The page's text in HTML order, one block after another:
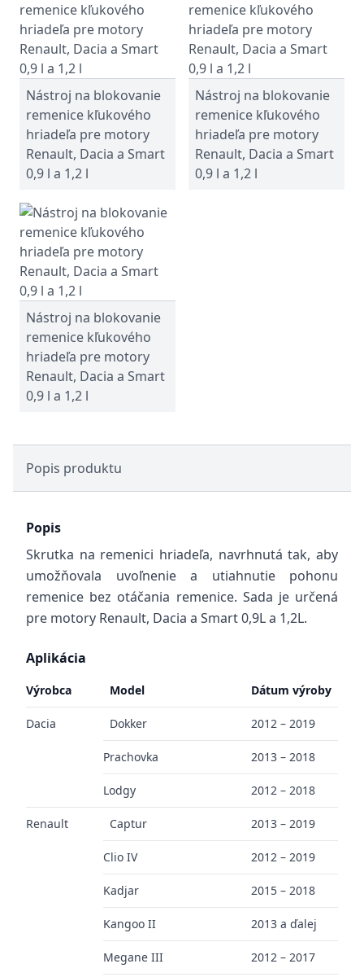
Nástroj na blokovanie
remenice kľukového
hriadeľa pre motory
Renault, Dacia a Smart
0,9 l a 1,2 l
Nástroj na blokovanie
remenice kľukového
hriadeľa pre motory
Renault, Dacia a Smart
0,9 l a 1,2 l
Nástroj na blokovanie
remenice kľukového
hriadeľa pre motory
Renault, Dacia a Smart
0,9 l a 1,2 l
Popis produktu
Popis
Skrutka na remenici hriadeľa, navrhnutá tak, aby
umožňovala uvoľnenie a utiahnutie pohonu
remenice bez otáčania remenice. Sada je určená
pre motory Renault, Dacia a Smart 0,9L a 1,2L.
Aplikácia
Výrobca Model Dátum výroby
Dacia Dokker 2012 – 2019
Prachovka 2013 – 2018
Lodgy 2012 – 2018
Renault Captur 2013 – 2019
Clio IV 2012 – 2019
Kadjar 2015 – 2018
Kangoo II 2013 a ďalej
Megane III 2012 – 2017